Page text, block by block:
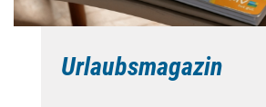
Urlaubsmagazin